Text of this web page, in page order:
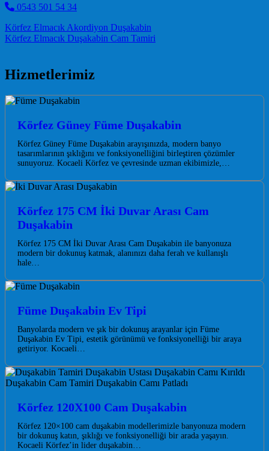
0543 501 54 34
Post navigation
Körfez Elmacık Akordiyon Duşakabin
Körfez Elmacık Duşakabin Cam Tamiri
Hizmetlerimiz
Körfez Güney Füme Duşakabin
Körfez Güney Füme Duşakabin arayışınızda, modern banyo
tasarımlarının şıklığını ve fonksiyonelliğini birleştiren çözümler
sunuyoruz. Kocaeli Körfez ve çevresinde uzman ekibimizle,…
Körfez 175 CM İki Duvar Arası Cam
Duşakabin
Körfez 175 CM İki Duvar Arası Cam Duşakabin ile banyonuza
modern bir dokunuş katmak, alanınızı daha ferah ve kullanışlı
hale…
Füme Duşakabin Ev Tipi
Banyolarda modern ve şık bir dokunuş arayanlar için Füme
Duşakabin Ev Tipi, estetik görünümü ve fonksiyonelliği bir araya
getiriyor. Kocaeli…
Körfez 120X100 Cam Duşakabin
Körfez 120×100 cam duşakabin modellerimizle banyonuza modern
bir dokunuş katın, şıklığı ve fonksiyonelliği bir arada yaşayın.
Kocaeli Körfez’in lider duşakabin…